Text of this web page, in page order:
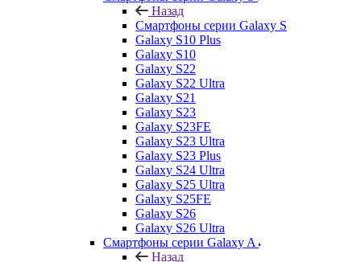
Назад
Смартфоны серии Galaxy S
Galaxy S10 Plus
Galaxy S10
Galaxy S22
Galaxy S22 Ultra
Galaxy S21
Galaxy S23
Galaxy S23FE
Galaxy S23 Ultra
Galaxy S23 Plus
Galaxy S24 Ultra
Galaxy S25 Ultra
Galaxy S25FE
Galaxy S26
Galaxy S26 Ultra
Смартфоны серии Galaxy A
Назад